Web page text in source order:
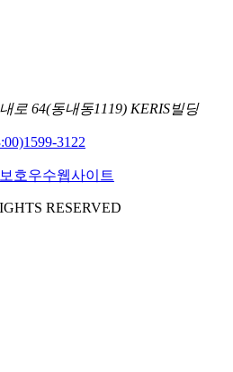
로 64(동내동1119) KERIS빌딩
1599-3122
RESERVED